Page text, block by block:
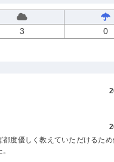
3 0
度優しく教えていただけるた